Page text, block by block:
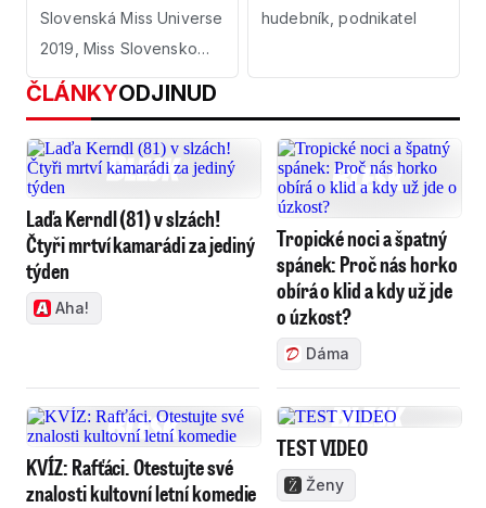
Slovenská Miss Universe
2019, Miss Slovensko
2014
hudebník, podnikatel
ČLÁNKYODJINUD
Laďa Kerndl (81) v slzách!
Čtyři mrtví kamarádi za jediný
týden
Aha!
Tropické noci a špatný
spánek: Proč nás horko
obírá o klid a kdy už jde
o úzkost?
Dáma
KVÍZ: Rafťáci. Otestujte své
znalosti kultovní letní komedie
TEST VIDEO
Ženy